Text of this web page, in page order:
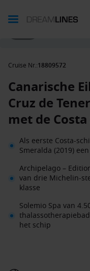
Cruise Nr.:18809572
Canarische
Cruz de
met de
Als eerste Costa-
Smeralda (2019)
Archipelago –
van drie Michelin-
klasse
Solemio Spa van
het schip